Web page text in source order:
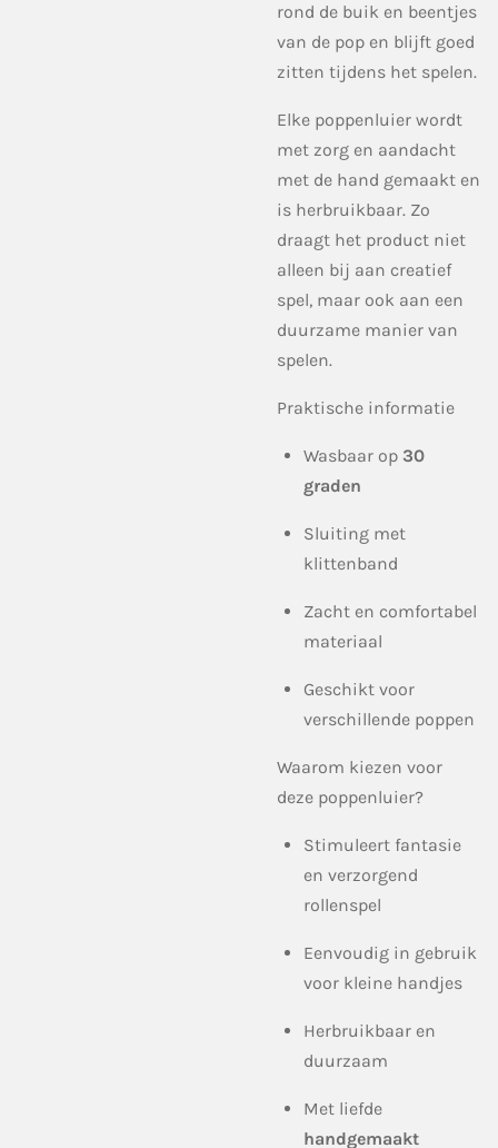
rond de buik en beentjes
van de pop en blijft goed
zitten tijdens het spelen.
Elke poppenluier wordt
met zorg en aandacht
met de hand gemaakt en
is herbruikbaar. Zo
draagt het product niet
alleen bij aan creatief
spel, maar ook aan een
duurzame manier van
spelen.
Praktische informatie
Wasbaar op 30
graden
Sluiting met
klittenband
Zacht en comfortabel
materiaal
Geschikt voor
verschillende poppen
Waarom kiezen voor
deze poppenluier?
Stimuleert fantasie
en verzorgend
rollenspel
Eenvoudig in gebruik
voor kleine handjes
Herbruikbaar en
duurzaam
Met liefde
handgemaakt